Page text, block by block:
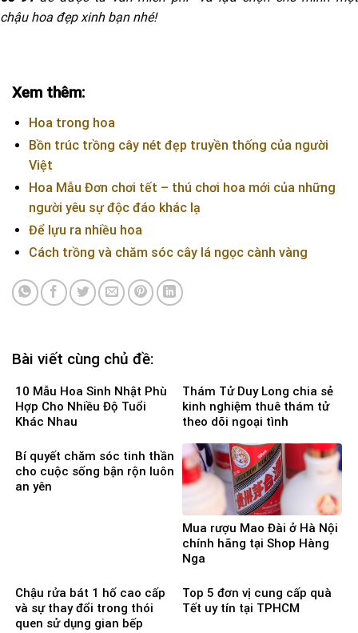
chậu hoa đẹp xinh bạn nhé!
Xem thêm:
Hoa trong hoa
Bồn trúc trồng cây nét đẹp truyền thống của người
Việt
Hoa Mẫu Đơn chơi tết – thú chơi hoa mới của những
người yêu sự độc đáo khác lạ
Để lựu ra nhiều hoa
Cách trồng và chăm sóc cây lá ngọc cành vàng
Bài viết cùng chủ đề:
10 Mẫu Hoa Sinh Nhật Phù
Hợp Cho Nhiều Độ Tuổi
Khác Nhau
Thám Tử Duy Long chia sẻ
kinh nghiệm thuê thám tử
theo dõi ngoại tình
Bí quyết chăm sóc tinh thần
cho cuộc sống bận rộn luôn
an yên
Mua rượu Mao Đài ở Hà Nội
chính hãng tại Shop Hàng
Nga
Chậu rửa bát 1 hố cao cấp
và sự thay đổi trong thói
quen sử dụng gian bếp
Top 5 đơn vị cung cấp quà
Tết uy tín tại TPHCM